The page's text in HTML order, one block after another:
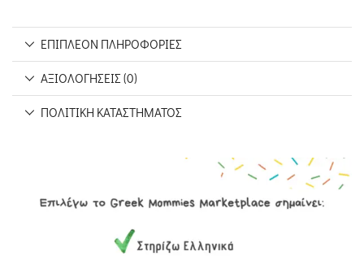
ΕΠΙΠΛΈΟΝ ΠΛΗΡΟΦΟΡΊΕΣ
ΑΞΙΟΛΟΓΉΣΕΙΣ (0)
ΠΟΛΙΤΙΚΉ ΚΑΤΑΣΤΉΜΑΤΟΣ